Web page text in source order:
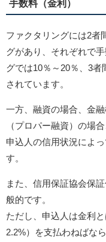
手数料（金利）
ファクタリングには2者
グがあり、それぞれで
グでは10％～20％、3者
されています。
一方、融資の場合、金
（プロパー融資）の場
申込人の信用状況によ
す。
また、信用保証協会保
般的です。
ただし、申込人は金利
2.2%）を支払わねばな